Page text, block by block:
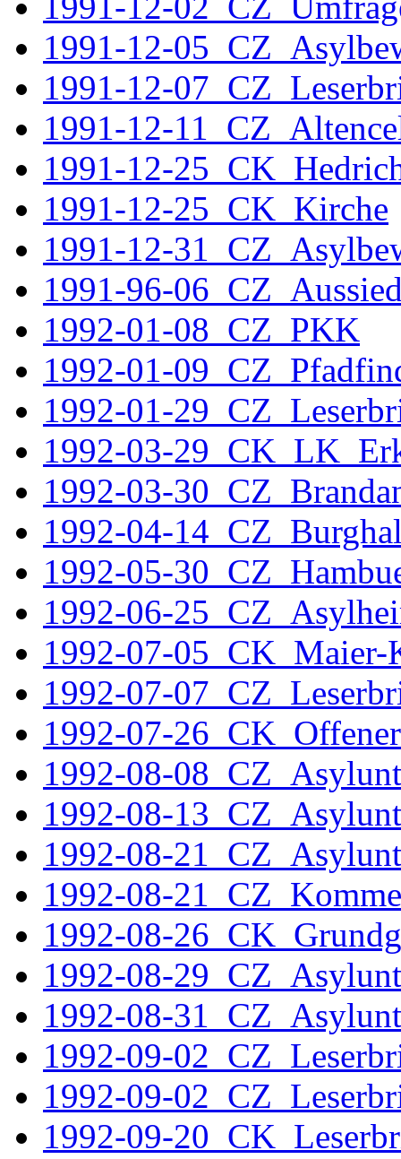
1991-12-
1991-12-
1991-12-
1991-12-
1991-12-25_CK_Kirche
1991-12-
1991-96-
1992-01-08_CZ_PKK
1992-01-
1992-01-
1992-03-
1992-03-
1992-04-
1992-05-
1992-06-
1992-07-05_CK_Maier-
1992-07-
1992-07-
1992-08-
1992-08-
1992-08-
1992-08-
1992-08-
1992-08-
1992-08-
1992-09-
1992-09-
1992-09-